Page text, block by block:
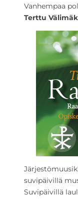
Vanhempaa
Terttu
suvipäivillä
Suvipäivillä